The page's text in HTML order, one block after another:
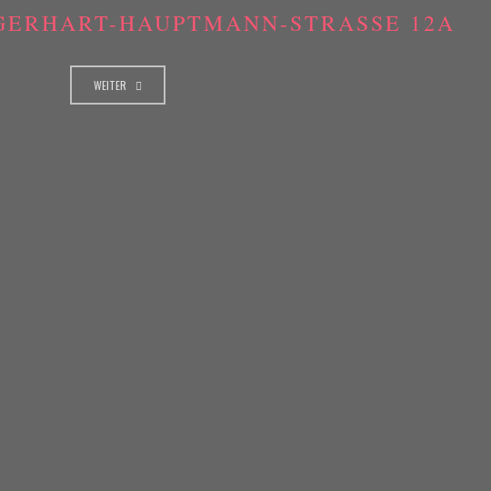
HAUPTMANN-STRASSE 12A
WEITER